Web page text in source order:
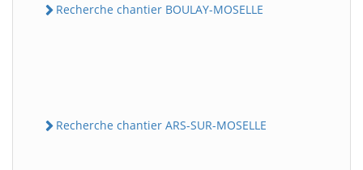
Recherche chantier BOULAY-MOSELLE
Recherche chantier ARS-SUR-MOSELLE